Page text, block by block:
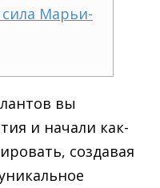
Марьи-
вы
и начали как-
создавая